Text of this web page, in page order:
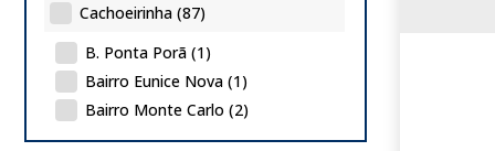
Cachoeirinha (87)
B. Ponta Porã (1)
Bairro Eunice Nova (1)
Bairro Monte Carlo (2)
Bairro Nova Cachoeirinha (1)